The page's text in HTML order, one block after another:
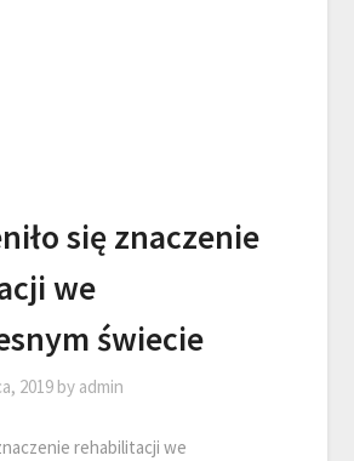
się znaczenie
we
świecie
2019 by admin
rehabilitacji we